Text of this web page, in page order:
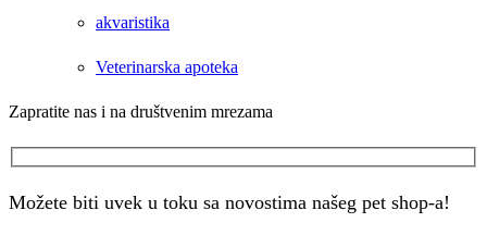
akvaristika
Veterinarska apoteka
Zapratite nas i na društvenim mrezama
Možete biti uvek u toku sa novostima našeg pet shop-a!